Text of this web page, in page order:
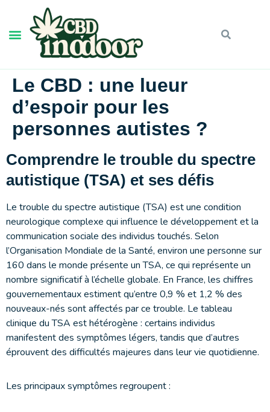
Le CBD : une lueur
d’espoir pour les
personnes autistes ?
Comprendre le trouble du spectre
autistique (TSA) et ses défis
Le trouble du spectre autistique (TSA) est une condition
neurologique complexe qui influence le développement et la
communication sociale des individus touchés. Selon
l’Organisation Mondiale de la Santé, environ une personne sur
160 dans le monde présente un TSA, ce qui représente un
nombre significatif à l’échelle globale. En France, les chiffres
gouvernementaux estiment qu’entre 0,9 % et 1,2 % des
nouveaux-nés sont affectés par ce trouble. Le tableau
clinique du TSA est hétérogène : certains individus
manifestent des symptômes légers, tandis que d’autres
éprouvent des difficultés majeures dans leur vie quotidienne.
Les principaux symptômes regroupent :